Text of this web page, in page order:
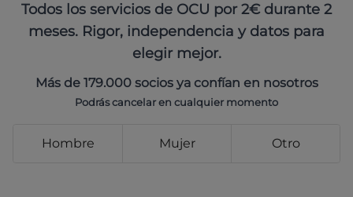
Todos los servicios de OCU por 2€ durante 2
meses. Rigor, independencia y datos para
elegir mejor.
Más de 179.000 socios ya confían en nosotros
Podrás cancelar en cualquier momento
Hombre Mujer Otro